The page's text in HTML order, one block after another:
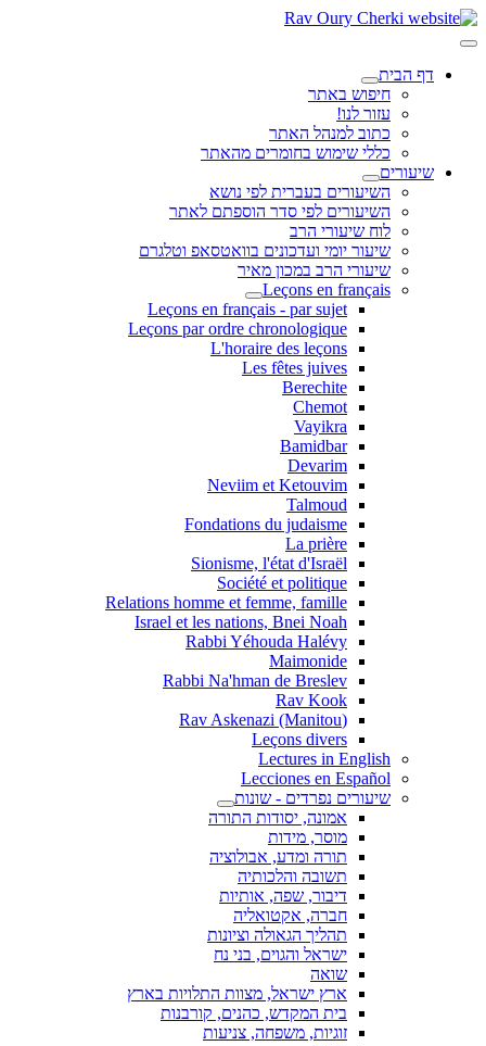
דף הבית
חיפוש באתר
עזור לנו!
כתוב למנהל האתר
כללי שימוש בחומרים מהאתר
שיעורים
השיעורים בעברית לפי נושא
השיעורים לפי סדר הוספתם לאתר
לוח שיעורי הרב
שיעור יומי ועדכונים בוואטסאפ וטלגרם
שיעורי הרב במכון מאיר
Leçons en français
Leçons en français - par sujet
Leçons par ordre chronologique
L'horaire des leçons
Les fêtes juives
Berechite
Chemot
Vayikra
Bamidbar
Devarim
Neviim et Ketouvim
Talmoud
Fondations du judaisme
La prière
Sionisme, l'état d'Israël
Société et politique
Relations homme et femme, famille
Israel et les nations, Bnei Noah
Rabbi Yéhouda Halévy
Maimonide
Rabbi Na'hman de Breslev
Rav Kook
(Rav Askenazi (Manitou
Leçons divers
Lectures in English
Lecciones en Español
שיעורים נפרדים - שונות
אמונה, יסודות התורה
מוסר, מידות
תורה ומדע, אבולוציה
תשובה והלכותיה
דיבור, שפה, אותיות
חברה, אקטואליה
תהליך הגאולה וציונות
ישראל והגוים, בני נח
שואה
ארץ ישראל, מצוות התלויות בארץ
בית המקדש, כהנים, קורבנות
זוגיות, משפחה, צניעות